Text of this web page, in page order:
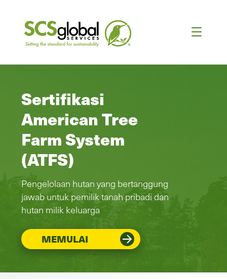
Sertifikasi
American Tree
Farm System
(ATFS)
Pengelolaan hutan yang bertanggung
jawab untuk pemilik tanah pribadi dan
hutan milik keluarga
MEMULAI